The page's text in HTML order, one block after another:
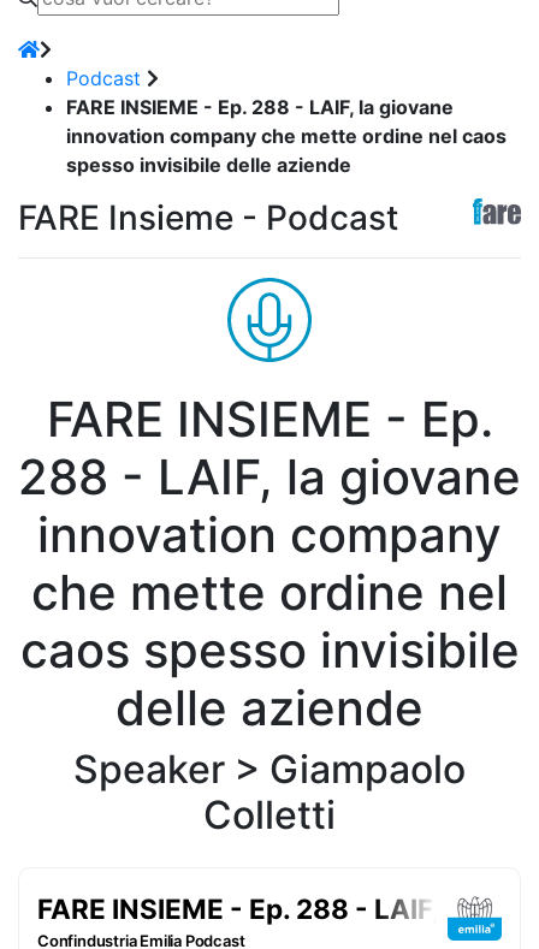
Podcast
FARE INSIEME - Ep. 288 - LAIF, la giovane
innovation company che mette ordine nel caos
spesso invisibile delle aziende
FARE Insieme - Podcast
FARE INSIEME - Ep.
288 - LAIF, la giovane
innovation company
che mette ordine nel
caos spesso invisibile
delle aziende
Speaker > Giampaolo
Colletti